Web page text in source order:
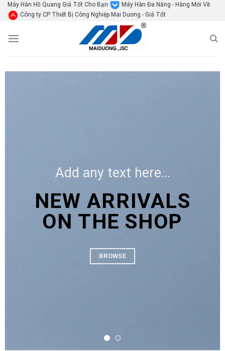
SkipMáy Hàn Hồ Quang Giá Tốt Cho Bạn
Máy Hàn Đa Năng - Hàng Mới Về
Công ty CP Thiết Bị Công Nghiệp Mai Dương - Giá Tốt
Add any text here…
NEW ARRIVALS
ON THE SHOP
BROWSE